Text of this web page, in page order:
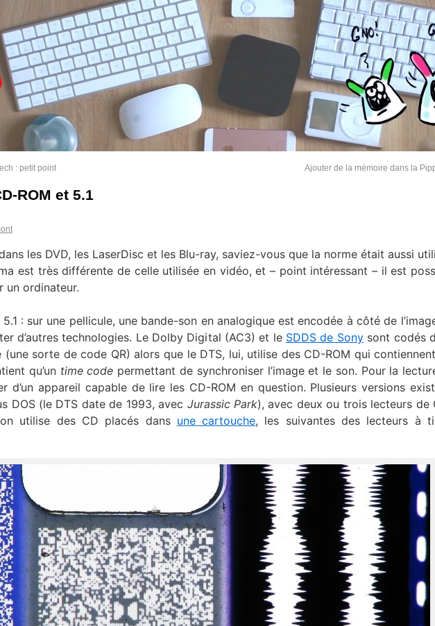
: petit point Ajouter de la mémoire dans la
ROM et 5.1
les DVD, les LaserDisc et les Blu-ray, saviez-vous que la norme était aussi
est très différente de celle utilisée en vidéo, et – point intéressant – il est
un ordinateur.
: sur une pellicule, une bande-son en analogique est encodée à côté de
d’autres technologies. Le Dolby Digital (AC3) et le SDDS de Sonysont codés
sorte de code QR) alors que le DTS, lui, utilise des CD-ROM qui
qu’un time code permettant de synchroniser l’image et le son. Pour la
d’un appareil capable de lire les CD-ROM en question. Plusieurs versions
DOS (le DTS date de 1993, avec Jurassic Park), avec deux ou trois lecteurs de
utilise des CD placés dans une cartouche, les suivantes des lecteurs à